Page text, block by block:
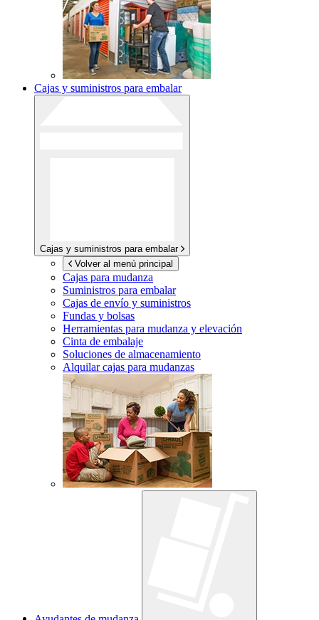
Cajas y suministros para embalar
Cajas y suministros para embalar
Volver al menú principal
Cajas para mudanza
Suministros para embalar
Cajas de envío y suministros
Fundas y bolsas
Herramientas para mudanza y elevación
Cinta de embalaje
Soluciones de almacenamiento
Alquilar cajas para mudanzas